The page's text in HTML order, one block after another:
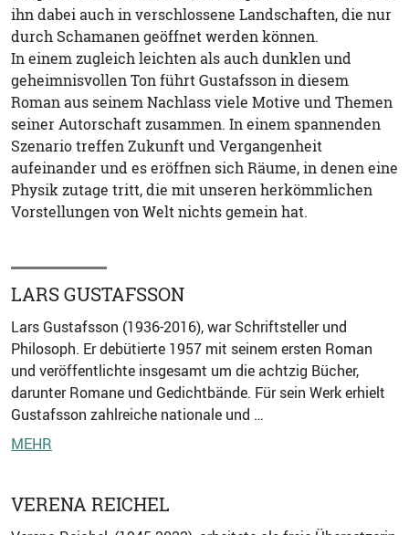
ihn dabei auch in verschlossene Landschaften, die nur
durch Schamanen geöffnet werden können.
In einem zugleich leichten als auch dunklen und
geheimnisvollen Ton führt Gustafsson in diesem
Roman aus seinem Nachlass viele Motive und Themen
seiner Autorschaft zusammen. In einem spannenden
Szenario treffen Zukunft und Vergangenheit
aufeinander und es eröffnen sich Räume, in denen eine
Physik zutage tritt, die mit unseren herkömmlichen
Vorstellungen von Welt nichts gemein hat.
LARS GUSTAFSSON
Lars Gustafsson (1936-2016), war Schriftsteller und
Philosoph. Er debütierte 1957 mit seinem ersten Roman
und veröffentlichte insgesamt um die achtzig Bücher,
darunter Romane und Gedichtbände. Für sein Werk erhielt
Gustafsson zahlreiche nationale und …
MEHR
VERENA REICHEL